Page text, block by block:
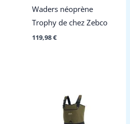
Waders néoprène
Trophy de chez Zebco
119,98€